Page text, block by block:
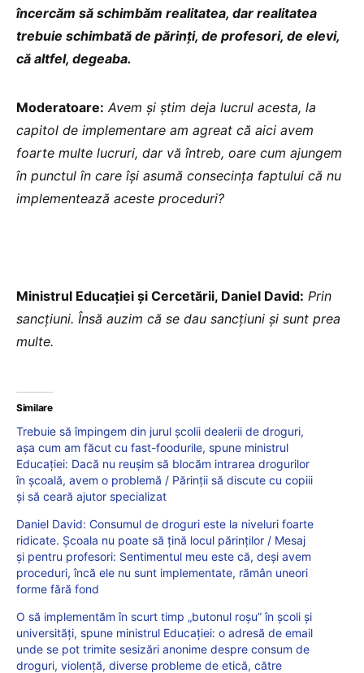
încercăm să schimbăm realitatea, dar realitatea
trebuie schimbată de părinți, de profesori, de elevi,
că altfel, degeaba.
Moderatoare: Avem și știm deja lucrul acesta, la
capitol de implementare am agreat că aici avem
foarte multe lucruri, dar vă întreb, oare cum ajungem
în punctul în care își asumă consecința faptului că nu
implementează aceste proceduri?
Ministrul Educației și Cercetării, Daniel David: Prin
sancțiuni. Însă auzim că se dau sancțiuni și sunt prea
multe.
Similare
Trebuie să împingem din jurul școlii dealerii de droguri,
așa cum am făcut cu fast-foodurile, spune ministrul
Educației: Dacă nu reuşim să blocăm intrarea drogurilor
în școală, avem o problemă / Părinții să discute cu copiii
și să ceară ajutor specializat
Daniel David: Consumul de droguri este la niveluri foarte
ridicate. Școala nu poate să țină locul părinților / Mesaj
și pentru profesori: Sentimentul meu este că, deși avem
proceduri, încă ele nu sunt implementate, rămân uneori
forme fără fond
O să implementăm în scurt timp „butonul roșu” în școli și
universități, spune ministrul Educației: o adresă de email
unde se pot trimite sesizări anonime despre consum de
droguri, violență, diverse probleme de etică, către